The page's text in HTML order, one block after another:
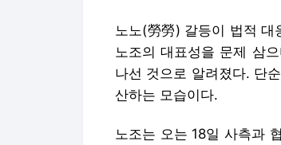
노노(勞勞) 갈등이 법적 대
노조의 대표성을 문제 삼
나선 것으로 알려졌다. 단
산하는 모습이다.
노조는 오는 18일 사측과